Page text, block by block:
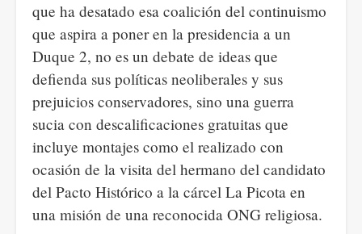
que ha desatado esa coalición del continuismo
que aspira a poner en la presidencia a un
Duque 2, no es un debate de ideas que
defienda sus políticas neoliberales y sus
prejuicios conservadores, sino una guerra
sucia con descalificaciones gratuitas que
incluye montajes como el realizado con
ocasión de la visita del hermano del candidato
del Pacto Histórico a la cárcel La Picota en
una misión de una reconocida ONG religiosa.